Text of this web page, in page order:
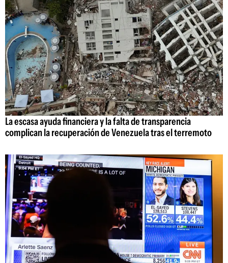
La escasa ayuda financiera y la falta de transparencia
complican la recuperación de Venezuela tras el terremoto